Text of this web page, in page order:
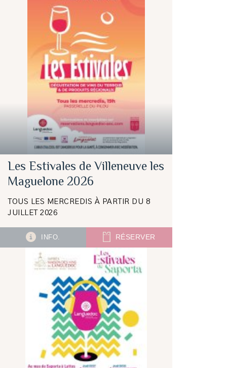
Les Estivales de Villeneuve les
Maguelone 2026
TOUS LES MERCREDIS À PARTIR DU 8
JUILLET 2026
INFO. RÉSERVER